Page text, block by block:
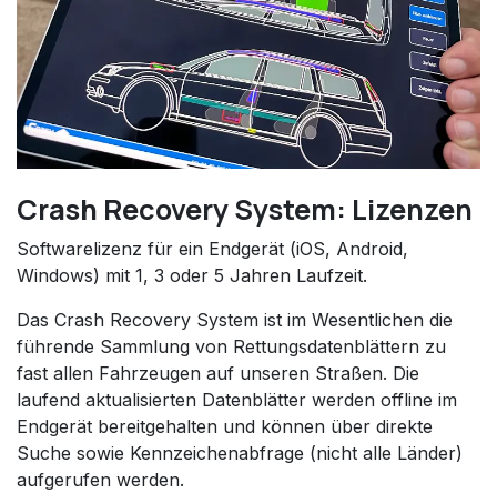
Crash Recovery System: Lizenzen
Softwarelizenz für ein Endgerät (iOS, Android,
Windows) mit 1, 3 oder 5 Jahren Laufzeit.
Das Crash Recovery System ist im Wesentlichen die
führende Sammlung von Rettungsdatenblättern zu
fast allen Fahrzeugen auf unseren Straßen. Die
laufend aktualisierten Datenblätter werden offline im
Endgerät bereitgehalten und können über direkte
Suche sowie Kennzeichenabfrage (nicht alle Länder)
aufgerufen werden.